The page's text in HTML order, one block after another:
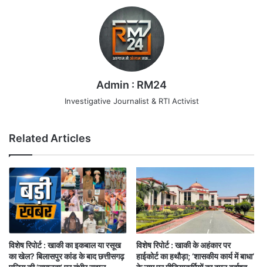
Admin : RM24
Investigative Journalist & RTI Activist
Related Articles
विशेष रिपोर्ट : खाकी का इकबाल या रसूख
का खेल? बिलासपुर कांड के बाद छत्तीसगढ़
विशेष रिपोर्ट : खाकी के अहंकार पर
हाईकोर्ट का हथौड़ा; ‘शासकीय कार्य में बाधा’